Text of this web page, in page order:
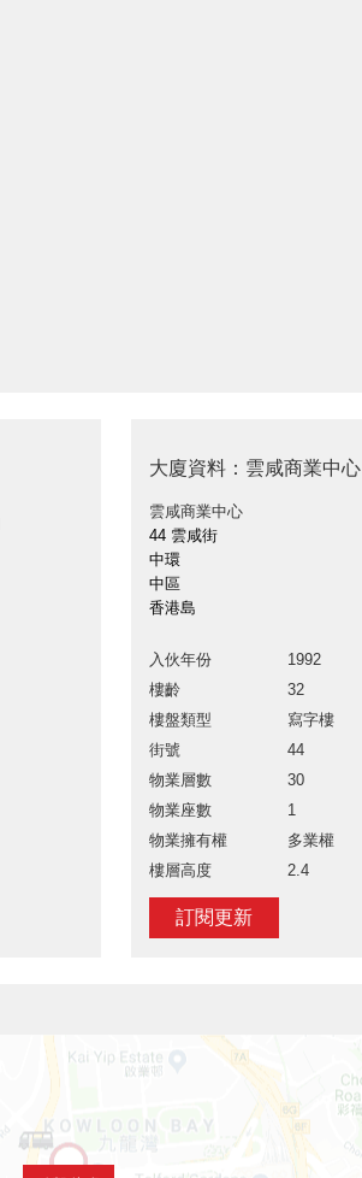
大廈資料：雲咸商業中心
雲咸商業中心
44 雲咸街
中環
中區
香港島
入伙年份
1992
樓齡
32
樓盤類型
寫字樓
街號
44
物業層數
30
物業座數
1
物業擁有權
多業權
樓層高度
2.4
訂閱更新